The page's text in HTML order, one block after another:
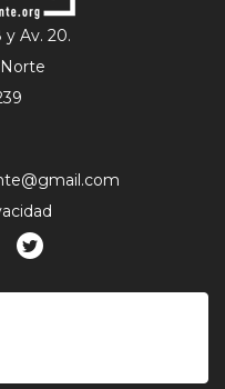
y Av. 20.